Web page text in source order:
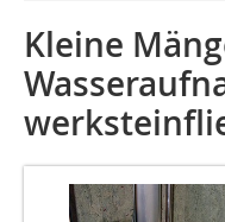
Kleine